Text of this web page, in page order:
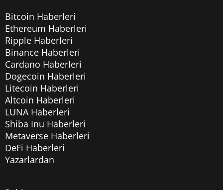
Bitcoin Haberleri
Ethereum Haberleri
Ripple Haberleri
Binance Haberleri
Cardano Haberleri
Dogecoin Haberleri
Litecoin Haberleri
Altcoin Haberleri
LUNA Haberleri
Shiba Inu Haberleri
Metaverse Haberleri
DeFi Haberleri
Yazarlardan